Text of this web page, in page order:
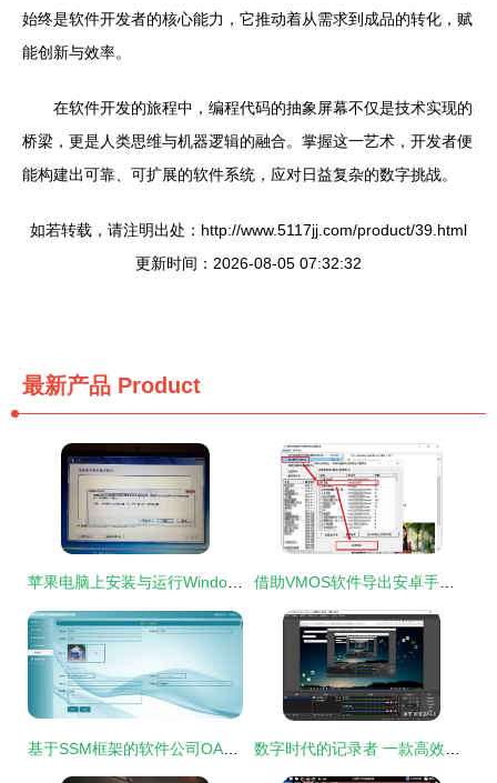
始终是软件开发者的核心能力，它推动着从需求到成品的转化，赋
能创新与效率。
在软件开发的旅程中，编程代码的抽象屏幕不仅是技术实现的
桥梁，更是人类思维与机器逻辑的融合。掌握这一艺术，开发者便
能构建出可靠、可扩展的软件系统，应对日益复杂的数字挑战。
如若转载，请注明出处：http://www.5117jj.com/product/39.html
更新时间：2026-08-05 07:32:32
最新产品 Product